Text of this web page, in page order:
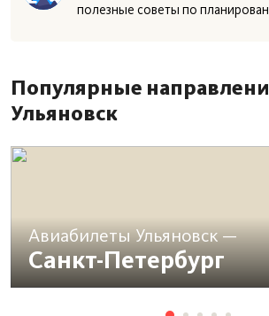
полезные советы по
Популярные
Ульяновск
Авиабилеты Ульяновск —
Санкт-Петербург